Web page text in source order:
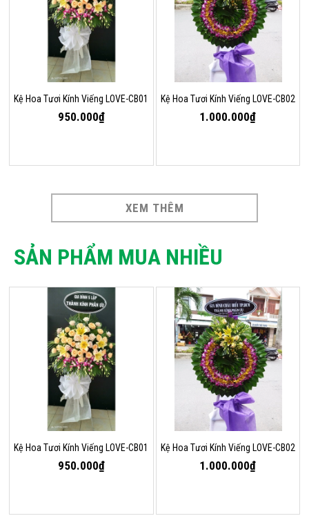
Kệ Hoa Tươi Kính Viếng LOVE-CB01
950.000₫
Kệ Hoa Tươi Kính Viếng LOVE-CB02
1.000.000₫
XEM THÊM
SẢN PHẨM MUA NHIỀU
Kệ Hoa Tươi Kính Viếng LOVE-CB01
950.000₫
Kệ Hoa Tươi Kính Viếng LOVE-CB02
1.000.000₫